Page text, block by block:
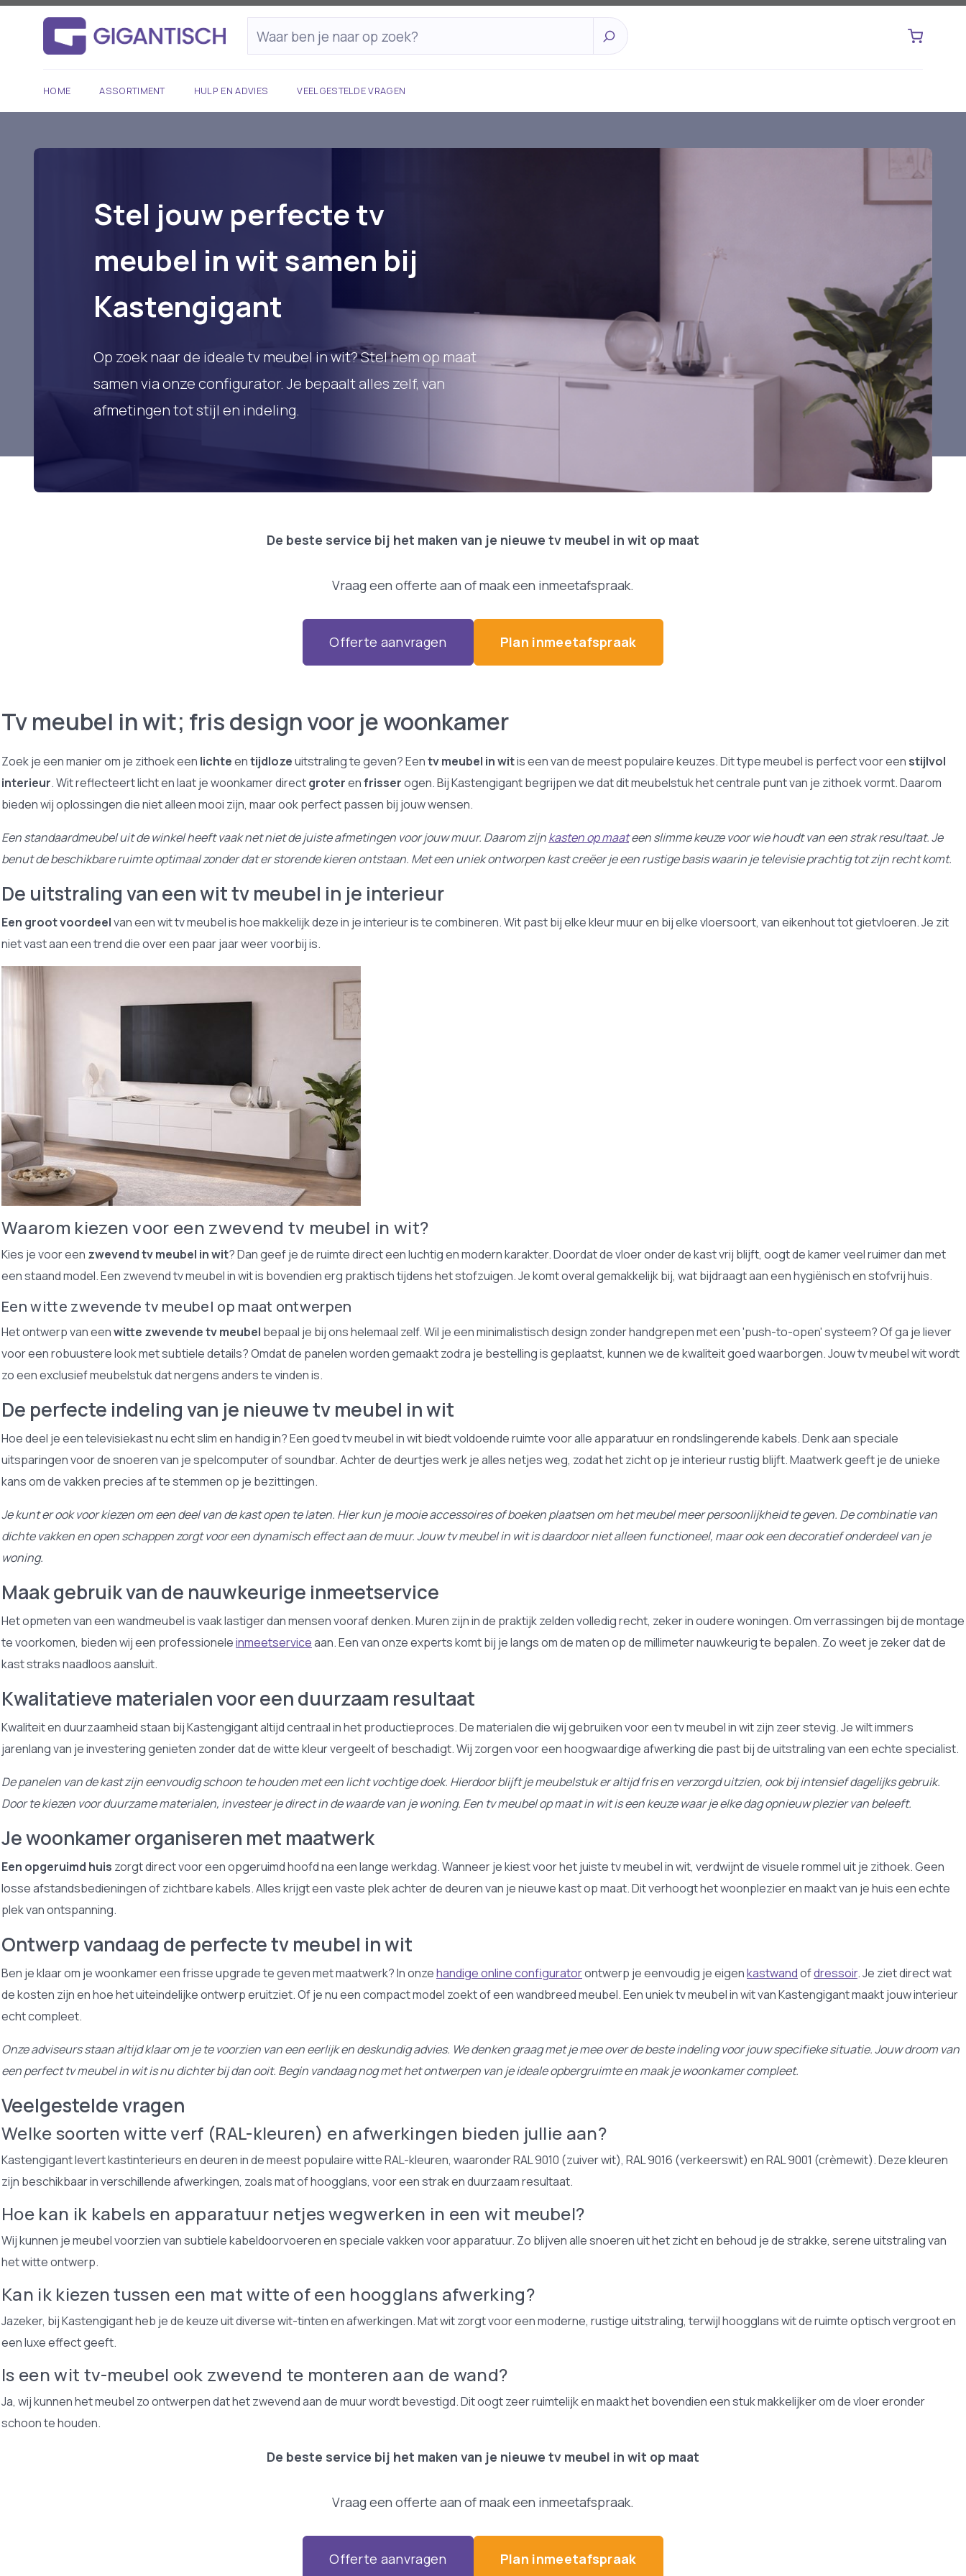
HOME ASSORTIMENT HULP EN ADVIES VEELGESTELDE VRAGEN
Stel jouw perfecte tv
meubel in wit samen bij
Kastengigant
Op zoek naar de ideale tv meubel in wit? Stel hem op maat
samen via onze configurator. Je bepaalt alles zelf, van
afmetingen tot stijl en indeling.
De beste service bij het maken van je nieuwe tv meubel in wit op maat
Vraag een offerte aan of maak een inmeetafspraak.
Offerte aanvragen Plan inmeetafspraak
Tv meubel in wit; fris design voor je woonkamer
Zoek je een manier om je zithoek een lichteentijdlozeuitstraling te geven? Eentv meubel in witis een van de meest populaire keuzes. Dit type meubel is perfect voor een stijlvol
interieur. Wit reflecteert licht en laat je woonkamer directgroterenfrisserogen. Bij Kastengigant begrijpen we dat dit meubelstuk het centrale punt van je zithoek vormt. Daarom
bieden wij oplossingen die niet alleen mooi zijn, maar ook perfect passen bij jouw wensen.
Een standaardmeubel uit de winkel heeft vaak net niet de juiste afmetingen voor jouw muur. Daarom zijnkasten op maateen slimme keuze voor wie houdt van een strak resultaat. Je
benut de beschikbare ruimte optimaal zonder dat er storende kieren ontstaan. Met een uniek ontworpen kast creëer je een rustige basis waarin je televisie prachtig tot zijn recht komt.
De uitstraling van een wit tv meubel in je interieur
Een groot voordeelvan een wit tv meubel is hoe makkelijk deze in je interieur is te combineren. Wit past bij elke kleur muur en bij elke vloersoort, van eikenhout tot gietvloeren. Je zit
niet vast aan een trend die over een paar jaar weer voorbij is.
Waarom kiezen voor een zwevend tv meubel in wit?
Kies je voor een zwevend tv meubel in wit? Dan geef je de ruimte direct een luchtig en modern karakter. Doordat de vloer onder de kast vrij blijft, oogt de kamer veel ruimer dan met
een staand model. Een zwevend tv meubel in wit is bovendien erg praktisch tijdens het stofzuigen. Je komt overal gemakkelijk bij, wat bijdraagt aan een hygiënisch en stofvrij huis.
Een witte zwevende tv meubel op maat ontwerpen
Het ontwerp van eenwitte zwevende tv meubel bepaal je bij ons helemaal zelf. Wil je een minimalistisch design zonder handgrepen met een 'push-to-open' systeem? Of ga je liever
voor een robuustere look met subtiele details? Omdat de panelen worden gemaakt zodra je bestelling is geplaatst, kunnen we de kwaliteit goed waarborgen. Jouw tv meubel wit wordt
zo een exclusief meubelstuk dat nergens anders te vinden is.
De perfecte indeling van je nieuwe tv meubel in wit
Hoe deel je een televisiekast nu echt slim en handig in? Een goed tv meubel in wit biedt voldoende ruimte voor alle apparatuur en rondslingerende kabels. Denk aan speciale
uitsparingen voor de snoeren van je spelcomputer of soundbar. Achter de deurtjes werk je alles netjes weg, zodat het zicht op je interieur rustig blijft. Maatwerk geeft je de unieke
kans om de vakken precies af te stemmen op je bezittingen.
Je kunt er ook voor kiezen om een deel van de kast open te laten. Hier kun je mooie accessoires of boeken plaatsen om het meubel meer persoonlijkheid te geven. De combinatie van
dichte vakken en open schappen zorgt voor een dynamisch effect aan de muur. Jouw tv meubel in wit is daardoor niet alleen functioneel, maar ook een decoratief onderdeel van je
woning.
Maak gebruik van de nauwkeurige inmeetservice
Het opmeten van een wandmeubel is vaak lastiger dan mensen vooraf denken. Muren zijn in de praktijk zelden volledig recht, zeker in oudere woningen. Om verrassingen bij de montage
te voorkomen, bieden wij een professioneleinmeetserviceaan. Een van onze experts komt bij je langs om de maten op de millimeter nauwkeurig te bepalen. Zo weet je zeker dat de
kast straks naadloos aansluit.
Kwalitatieve materialen voor een duurzaam resultaat
Kwaliteit en duurzaamheid staan bij Kastengigant altijd centraal in het productieproces. De materialen die wij gebruiken voor een tv meubel in wit zijn zeer stevig. Je wilt immers
jarenlang van je investering genieten zonder dat de witte kleur vergeelt of beschadigt. Wij zorgen voor een hoogwaardige afwerking die past bij de uitstraling van een echte specialist.
De panelen van de kast zijn eenvoudig schoon te houden met een licht vochtige doek. Hierdoor blijft je meubelstuk er altijd fris en verzorgd uitzien, ook bij intensief dagelijks gebruik.
Door te kiezen voor duurzame materialen, investeer je direct in de waarde van je woning. Een tv meubel op maat in wit is een keuze waar je elke dag opnieuw plezier van beleeft.
Je woonkamer organiseren met maatwerk
Een opgeruimd huis zorgt direct voor een opgeruimd hoofd na een lange werkdag. Wanneer je kiest voor het juiste tv meubel in wit, verdwijnt de visuele rommel uit je zithoek. Geen
losse afstandsbedieningen of zichtbare kabels. Alles krijgt een vaste plek achter de deuren van je nieuwe kast op maat. Dit verhoogt het woonplezier en maakt van je huis een echte
plek van ontspanning.
Ontwerp vandaag de perfecte tv meubel in wit
Ben je klaar om je woonkamer een frisse upgrade te geven met maatwerk? In onzehandige online configuratorontwerp je eenvoudig je eigenkastwandofdressoir. Je ziet direct wat
de kosten zijn en hoe het uiteindelijke ontwerp eruitziet. Of je nu een compact model zoekt of een wandbreed meubel. Een uniek tv meubel in wit van Kastengigant maakt jouw interieur
echt compleet.
Onze adviseurs staan altijd klaar om je te voorzien van een eerlijk en deskundig advies. We denken graag met je mee over de beste indeling voor jouw specifieke situatie. Jouw droom van
een perfect tv meubel in wit is nu dichter bij dan ooit. Begin vandaag nog met het ontwerpen van je ideale opbergruimte en maak je woonkamer compleet.
Veelgestelde vragen
Welke soorten witte verf (RAL-kleuren) en afwerkingen bieden jullie aan?
Kastengigant levert kastinterieurs en deuren in de meest populaire witte RAL-kleuren, waaronder RAL 9010 (zuiver wit), RAL 9016 (verkeerswit) en RAL 9001 (crèmewit). Deze kleuren
zijn beschikbaar in verschillende afwerkingen, zoals mat of hoogglans, voor een strak en duurzaam resultaat.
Hoe kan ik kabels en apparatuur netjes wegwerken in een wit meubel?
Wij kunnen je meubel voorzien van subtiele kabeldoorvoeren en speciale vakken voor apparatuur. Zo blijven alle snoeren uit het zicht en behoud je de strakke, serene uitstraling van
het witte ontwerp.
Kan ik kiezen tussen een mat witte of een hoogglans afwerking?
Jazeker, bij Kastengigant heb je de keuze uit diverse wit-tinten en afwerkingen. Mat wit zorgt voor een moderne, rustige uitstraling, terwijl hoogglans wit de ruimte optisch vergroot en
een luxe effect geeft.
Is een wit tv-meubel ook zwevend te monteren aan de wand?
Ja, wij kunnen het meubel zo ontwerpen dat het zwevend aan de muur wordt bevestigd. Dit oogt zeer ruimtelijk en maakt het bovendien een stuk makkelijker om de vloer eronder
schoon te houden.
De beste service bij het maken van je nieuwe tv meubel in wit op maat
Vraag een offerte aan of maak een inmeetafspraak.
Offerte aanvragen Plan inmeetafspraak